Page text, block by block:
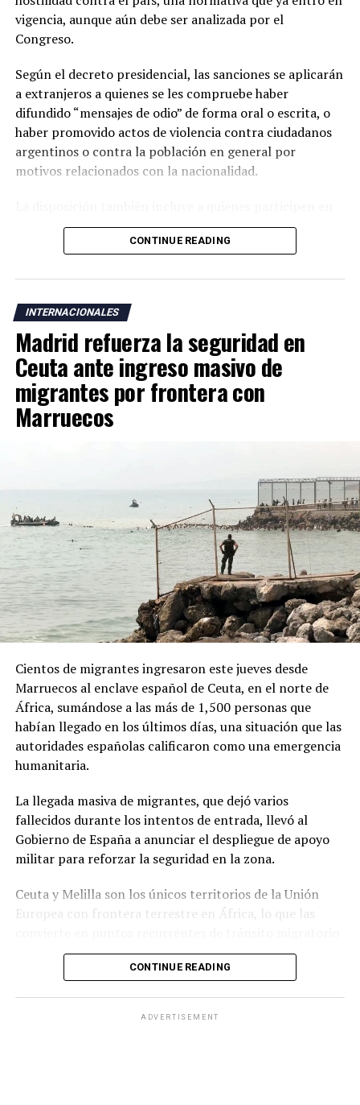
vigencia, aunque aún debe ser analizada por el
Congreso.
Según el decreto presidencial, las sanciones se aplicarán
a extranjeros a quienes se les compruebe haber
difundido “mensajes de odio” de forma oral o escrita, o
haber promovido actos de violencia contra ciudadanos
argentinos o contra la población en general por
motivos relacionados con la nacionalidad.
actos de “ultraje” a símbolos patrios argentinos o
incentiven la realización de acciones contempladas
Argentina mantiene una larga tradición migratoria y su
Constitución garantiza a los residentes derechos civiles,
además del acceso a servicios como salud, educación y
vivienda bajo determinadas condiciones legales.
La medida fue anunciada después de que el presidente
Javier Milei denunciara la existencia de una supuesta
“campaña antiargentina”, señalamiento para el cual no
como al Partido Demócrata de Estados Unidos.
ADVERTISEMENT
responde a “recientes manifestaciones de hostilidad
contra la República Argentina y los argentinos”, y
afirmaron que “quien ataque a la República Argentina
no es bienvenido en nuestro país”.
La normativa deberá ahora pasar por la revisión del
su continuidad.
CONTINUE READING
INTERNACIONALES
Madrid refuerza la seguridad en
Ceuta ante ingreso masivo de
migrantes por frontera con
Marruecos
Cientos de migrantes ingresaron este jueves desde
Marruecos al enclave español de Ceuta, en el norte de
África, sumándose a las más de 1,500 personas que
habían llegado en los últimos días, una situación que las
autoridades españolas calificaron como una emergencia
humanitaria.
La llegada masiva de migrantes, que dejó varios
fallecidos durante los intentos de entrada, llevó al
Gobierno de España a anunciar el despliegue de apoyo
militar para reforzar la seguridad en la zona.
Ceuta y Melilla son los únicos territorios de la Unión
Europea con frontera terrestre en África, lo que las
hacia Europa.
CONTINUE READING
ADVERTISEMENT